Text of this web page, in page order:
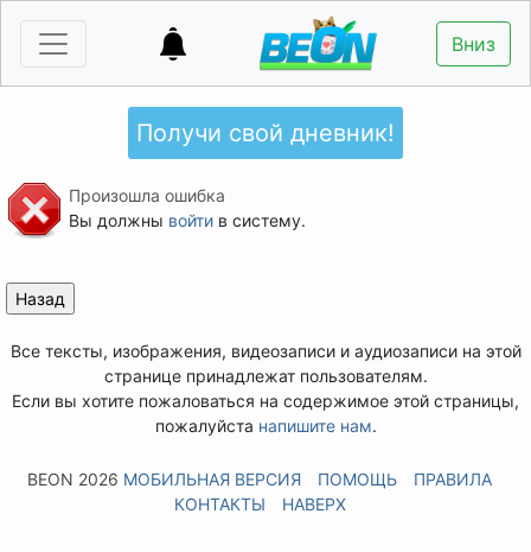
Вниз
Получи свой дневник!
Произошла ошибка
Вы должны войтив систему.
Все тексты, изображения, видеозаписи и аудиозаписи на этой
странице принадлежат пользователям.
Если вы хотите пожаловаться на содержимое этой страницы,
пожалуйста напишите нам.
BEON 2026 МОБИЛЬНАЯ ВЕРСИЯ ПОМОЩЬ
ПРАВИЛА
КОНТАКТЫ
НАВЕРХ